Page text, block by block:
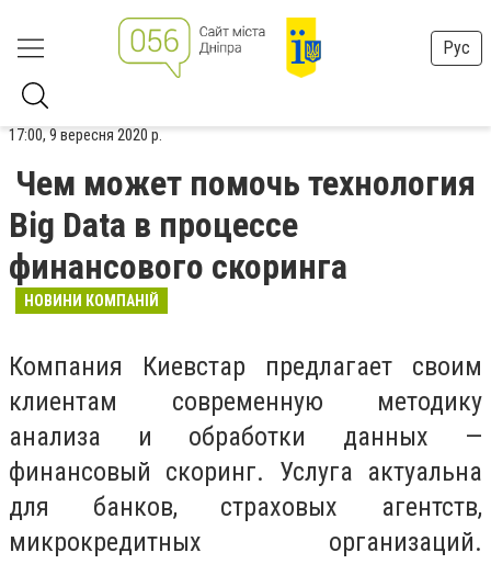
Рус
17:00, 9 вересня 2020 р.
Чем может помочь технология
Big Data в процессе
финансового скоринга
НОВИНИ КОМПАНІЙ
Компания Киевстар предлагает своим
клиентам современную методику
анализа и обработки данных —
финансовый скоринг. Услуга актуальна
для банков, страховых агентств,
микрокредитных организаций.